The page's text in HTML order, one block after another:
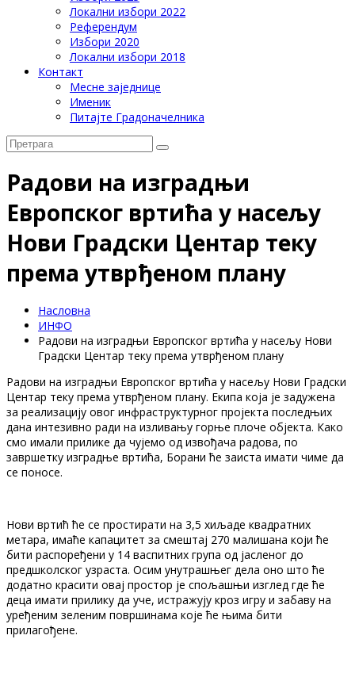
Локални избори 2022
Референдум
Избори 2020
Локални избори 2018
Контакт
Месне заједнице
Именик
Питајте Градоначелника
Радови на изградњи
Европског вртића у насељу
Нови Градски Центар теку
према утврђеном плану
Насловна
ИНФО
Радови на изградњи Европског вртића у насељу Нови
Градски Центар теку према утврђеном плану
Радови на изградњи Европског вртића у насељу Нови Градски
Центар теку према утврђеном плану. Екипа која је задужена
за реализацију овог инфраструктурног пројекта последњих
дана интезивно ради на изливању горње плоче објекта. Како
смо имали прилике да чујемо од извођача радова, по
завршетку изградње вртића, Борани ће заиста имати чиме да
се поносе.
Нови вртић ће се простирати на 3,5 хиљаде квадратних
метара, имаће капацитет за смештај 270 малишана који ће
бити распоређени у 14 васпитних група од јасленог до
предшколског узраста. Осим унутрашњег дела оно што ће
додатно красити овај простор је спољашњи изглед где ће
деца имати прилику да уче, истражују кроз игру и забаву на
уређеним зеленим површинама које ће њима бити
прилагођене.